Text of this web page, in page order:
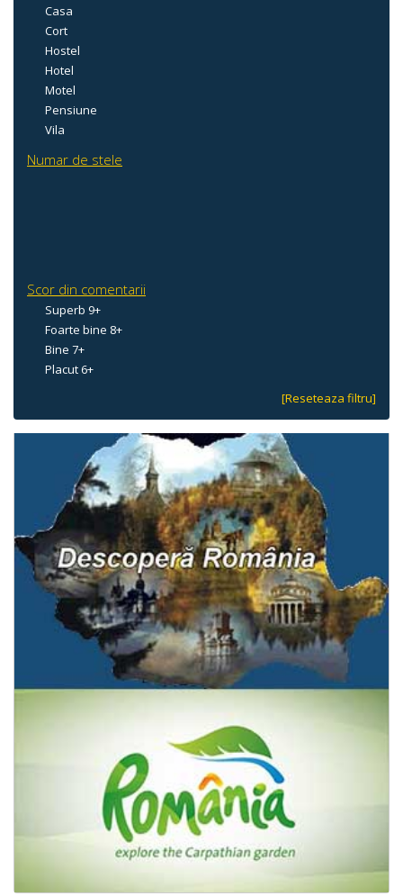
Casa
Cort
Hostel
Hotel
Motel
Pensiune
Vila
Numar de stele
Scor din comentarii
Superb 9+
Foarte bine 8+
Bine 7+
Placut 6+
[Reseteaza filtru]